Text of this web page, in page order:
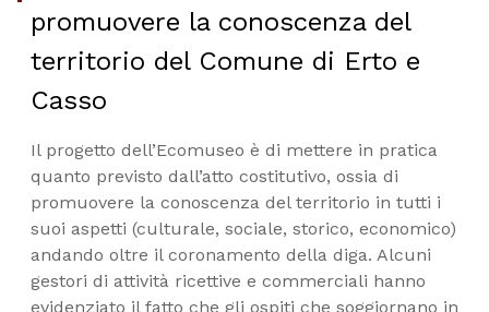
promuovere la conoscenza del
territorio del Comune di Erto e
Casso
Il progetto dell’Ecomuseo è di mettere in pratica
quanto previsto dall’atto costitutivo, ossia di
promuovere la conoscenza del territorio in tutti i
suoi aspetti (culturale, sociale, storico, economico)
andando oltre il coronamento della diga. Alcuni
gestori di attività ricettive e commerciali hanno
evidenziato il fatto che gli ospiti che soggiornano in